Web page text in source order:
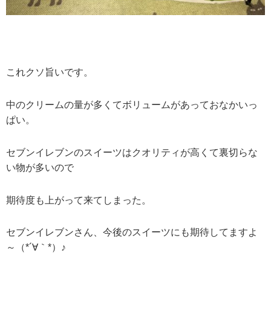
これクソ旨いです。
中のクリームの量が多くてボリュームがあっておなかいっ
ぱい。
セブンイレブンのスイーツはクオリティが高くて裏切らな
い物が多いので
期待度も上がって来てしまった。
セブンイレブンさん、今後のスイーツにも期待してますよ
～（*´∀｀*）♪